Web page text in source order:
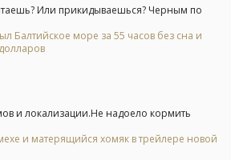
Или прикидываешься? Черным по
Балтийское море за 55 часов без сна и
и локализации.Не надоело кормить
и матерящийся хомяк в трейлере новой